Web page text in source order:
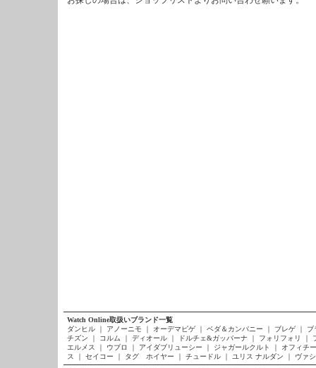
Watch Online取扱いブランド一覧
ダンヒル
｜ アノーニモ ｜ オーデマピゲ ｜ ベダ＆カンパニー ｜ ブレゲ ｜
ブ
チズン
｜ コルム ｜ ディオール ｜ ドルチェ&ガッバーナ ｜ フォリフォリ ｜
エルメス
｜ ウブロ ｜ アイダブリューシー ｜ ジャガールクルト ｜
オフィチ
ス
｜ セイコー ｜ タグ ホイヤー ｜ チュードル ｜ ユリス ナルダン ｜ ヴァ